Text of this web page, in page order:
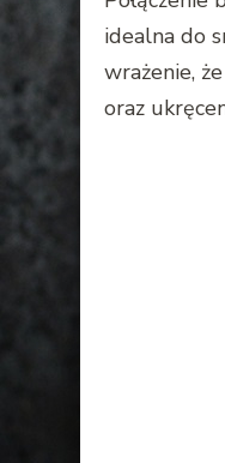
idealna do
wrażenie,
oraz